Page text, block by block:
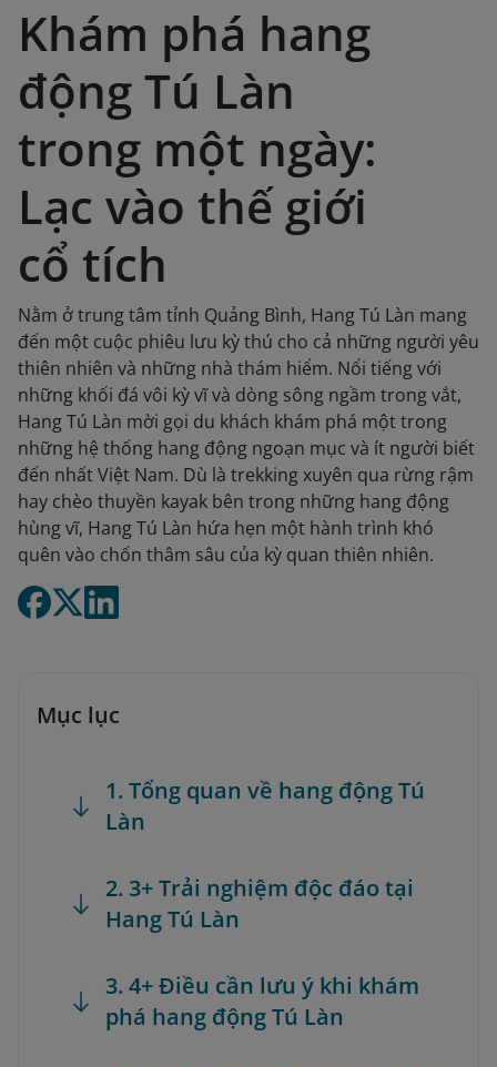
Khám phá hang
động Tú Làn
trong một ngày:
Lạc vào thế giới
cổ tích
Nằm ở trung tâm tỉnh Quảng Bình, Hang Tú Làn mang
đến một cuộc phiêu lưu kỳ thú cho cả những người yêu
thiên nhiên và những nhà thám hiểm. Nổi tiếng với
những khối đá vôi kỳ vĩ và dòng sông ngầm trong vắt,
Hang Tú Làn mời gọi du khách khám phá một trong
những hệ thống hang động ngoạn mục và ít người biết
đến nhất Việt Nam. Dù là trekking xuyên qua rừng rậm
hay chèo thuyền kayak bên trong những hang động
hùng vĩ, Hang Tú Làn hứa hẹn một hành trình khó
quên vào chốn thâm sâu của kỳ quan thiên nhiên.
Mục lục
1. Tổng quan về hang động Tú
Làn
2. 3+ Trải nghiệm độc đáo tại
Hang Tú Làn
3. 4+ Điều cần lưu ý khi khám
phá hang động Tú Làn